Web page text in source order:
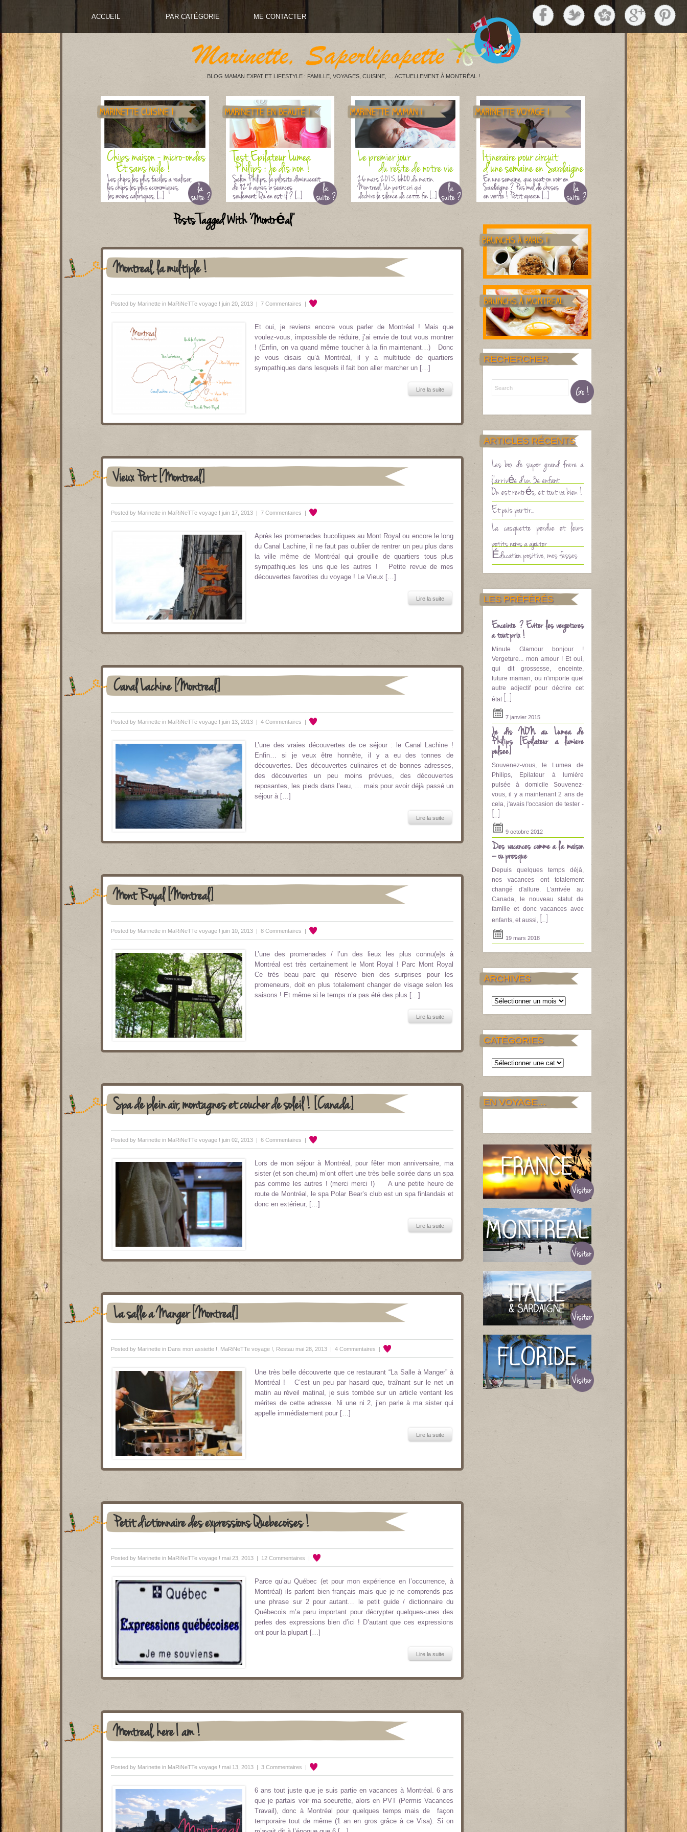
ACCUEIL PAR CATÉGORIE ME CONTACTER
BLOG MAMAN EXPAT ET LIFESTYLE : FAMILLE, VOYAGES, CUISINE, … ACTUELLEMENT À MONTRÉAL !
Posts Tagged With 'Montréal'
Montreal, la multiple !
Posted by Marinette in MaRiNeTTe voyage ! juin 20, 2013 | 7 Commentaires |
Et oui, je reviens encore vous parler de Montréal ! Mais que
voulez-vous, impossible de réduire, j’ai envie de tout vous montrer
! (Enfin, on va quand même toucher à la fin maintenant…) Donc
je vous disais qu’à Montréal, il y a multitude de quartiers
sympathiques dans lesquels il fait bon aller marcher un […]
Lire la suite
Vieux Port [Montreal]
Posted by Marinette in MaRiNeTTe voyage ! juin 17, 2013 | 7 Commentaires |
Après les promenades bucoliques au Mont Royal ou encore le long
du Canal Lachine, il ne faut pas oublier de rentrer un peu plus dans
la ville même de Montréal qui grouille de quartiers tous plus
sympathiques les uns que les autres ! Petite revue de mes
découvertes favorites du voyage ! Le Vieux […]
Lire la suite
Canal Lachine [Montreal]
Posted by Marinette in MaRiNeTTe voyage ! juin 13, 2013 | 4 Commentaires |
L’une des vraies découvertes de ce séjour : le Canal Lachine !
Enfin… si je veux être honnête, il y a eu des tonnes de
découvertes. Des découvertes culinaires et de bonnes adresses,
des découvertes un peu moins prévues, des découvertes
reposantes, les pieds dans l’eau, … mais pour avoir déjà passé un
séjour à […]
Lire la suite
Mont Royal [Montreal]
Posted by Marinette in MaRiNeTTe voyage ! juin 10, 2013 | 8 Commentaires |
L’une des promenades / l’un des lieux les plus connu(e)s à
Montréal est très certainement le Mont Royal ! Parc Mont Royal
Ce très beau parc qui réserve bien des surprises pour les
promeneurs, doit en plus totalement changer de visage selon les
saisons ! Et même si le temps n’a pas été des plus […]
Lire la suite
Spa de plein air, montagnes et coucher de soleil ! [Canada]
Posted by Marinette in MaRiNeTTe voyage ! juin 02, 2013 | 6 Commentaires |
Lors de mon séjour à Montréal, pour fêter mon anniversaire, ma
sister (et son cheum) m’ont offert une très belle soirée dans un spa
pas comme les autres ! (merci merci !) A une petite heure de
route de Montréal, le spa Polar Bear’s club est un spa finlandais et
donc en extérieur, […]
Lire la suite
La salle à Manger [Montreal]
Posted by Marinette in Dans mon assiette ! MaRiNeTTe voyage ! Restau mai 28, 2013 | 4 Commentaires |
Une très belle découverte que ce restaurant “La Salle à Manger” à
Montréal ! C’est un peu par hasard que, traînant sur le net un
matin au réveil matinal, je suis tombée sur un article ventant les
mérites de cette adresse. Ni une ni 2, j’en parle à ma sister qui
appelle immédiatement pour […]
Lire la suite
Petit dictionnaire des expressions Quebecoises !
Posted by Marinette in MaRiNeTTe voyage ! mai 23, 2013 | 12 Commentaires |
Parce qu’au Québec (et pour mon expérience en l’occurrence, à
Montréal) ils parlent bien français mais que je ne comprends pas
une phrase sur 2 pour autant… le petit guide / dictionnaire du
Québecois m’a paru important pour décrypter quelques-unes des
perles des expressions bien d’ici ! D’autant que ces expressions
ont pour la plupart […]
Lire la suite
Montreal, here I am !
Posted by Marinette in MaRiNeTTe voyage ! mai 13, 2013 | 3 Commentaires |
6 ans tout juste que je suis partie en vacances à Montréal. 6 ans
que je partais voir ma soeurette, alors en PVT (Permis Vacances
Travail), donc à Montréal pour quelques temps mais de façon
temporaire tout de même (1 an en gros grâce à ce Visa). Si on
RECHERCHER
ARTICLES RÉCENTS
Les box de super grand frère à
l’arrivée d’un 3è enfant
On est rentrés, et tout va bien !
Et puis partir…
La casquette perdue et leurs
Éducation positive, mes fesses
LES PRÉFÉRÉS
Enceinte ? Eviter les vergetures
à tout prix !
Minute Glamour bonjour !
Vergeture... mon amour ! Et oui,
qui dit grossesse, enceinte,
future maman, ou n'importe quel
autre adjectif pour décrire cet
état [...]
7 janvier 2015
Je dis NON au Lumea de
Philips [Epilateur a lumière
pulsee]
Souvenez-vous, le Lumea de
Philips, Epilateur à lumière
pulsée à domicile Souvenez-
vous, il y a maintenant 2 ans de
cela, j'avais l'occasion de tester -
[...]
9 octobre 2012
Des vacances comme à la maison
– ou presque
Depuis quelques temps déjà,
nos vacances ont totalement
changé d'allure. L'arrivée au
Canada, le nouveau statut de
famille et donc vacances avec
enfants, et aussi, [...]
19 mars 2018
ARCHIVES
Archives
CATÉGORIES
Catégories
EN VOYAGE…